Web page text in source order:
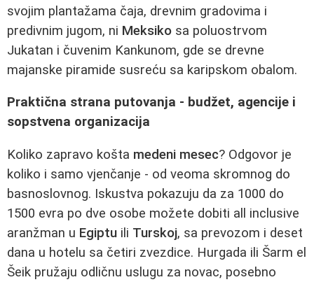
svojim plantažama čaja, drevnim gradovima i
predivnim jugom, ni Meksiko sa poluostrvom
Jukatan i čuvenim Kankunom, gde se drevne
majanske piramide susreću sa karipskom obalom.
Praktična strana putovanja - budžet, agencije i
sopstvena organizacija
Koliko zapravo košta medeni mesec? Odgovor je
koliko i samo vjenčanje - od veoma skromnog do
basnoslovnog. Iskustva pokazuju da za 1000 do
1500 evra po dve osobe možete dobiti all inclusive
aranžman u Egiptu ili Turskoj, sa prevozom i deset
dana u hotelu sa četiri zvezdice. Hurgada ili Šarm el
Šeik pružaju odličnu uslugu za novac, posebno